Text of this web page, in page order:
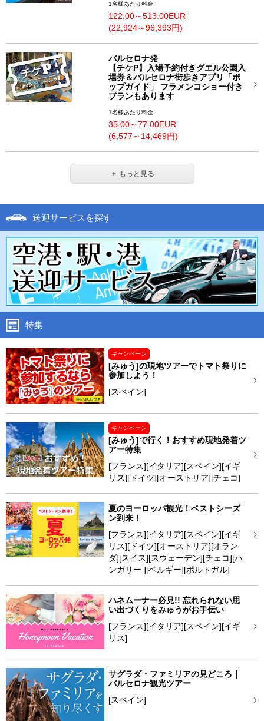
1名様あたり料金
122.00～513.00EUR
(22,924～96,393円)
バルセロナ発
【チケP】入場予約付きグエル公園入
場券＆バルセロナ街歩きアプリ「ポ
ップガイド」 フラメンコショー付き
プランもあります
1名様あたり料金
35.00～77.00EUR
(6,577～14,469円)
＋ もっと見る
送迎サービスを探す
特集
キャンペーン
[みゅう]の現地ツアーでトマト祭りに
参加しよう！
[スペイン]
キャンペーン
[みゅう]で行く！おすすめ現地発着ツ
アー特集
[フランス][イタリア][スペイン][イギ
リス][ドイツ][オーストリア][チェコ]
夏のヨーロッパ観光！ベストシーズ
ン到来！
[フランス][イタリア][スペイン][イギ
リス][ドイツ][オーストリア][オラン
ダ][スイス][スウェーデン][チェコ][ハ
ンガリー ][ベルギー][ポルトガル]
ハネムーナー必見!! 忘れられない思
い出づくりをみゅうがお手伝い
[フランス][イタリア][スペイン][イギ
リス]
サグラダ・ファミリアの見どころ｜
バルセロナ観光ツアー
[スペイン]